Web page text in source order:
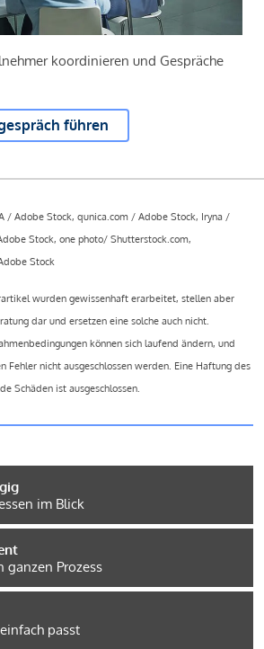
koordinieren und Gespräche
führen
/ Adobe Stock, qunica.com / Adobe Stock, Iryna /
Stock, one photo/ Shutterstock.com,
Stock
wurden gewissenhaft erarbeitet, stellen aber
dar und ersetzen eine solche auch nicht.
können sich laufend ändern, und
Fehler nicht ausgeschlossen werden. Eine Haftung des
Schäden ist ausgeschlossen.
im Blick
ganzen Prozess
passt